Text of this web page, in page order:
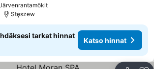
Stęszew
tarkat hinnat
Katso hinnat